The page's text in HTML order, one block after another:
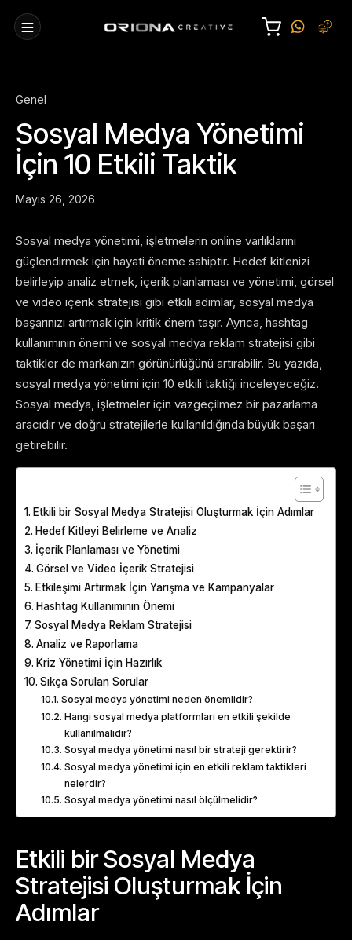
Genel
Sosyal Medya Yönetimi
İçin 10 Etkili Taktik
Mayıs 26, 2026
Sosyal medya yönetimi, işletmelerin online varlıklarını
güçlendirmek için hayati öneme sahiptir. Hedef kitlenizi
belirleyip analiz etmek, içerik planlaması ve yönetimi, görsel
ve video içerik stratejisi gibi etkili adımlar, sosyal medya
başarınızı artırmak için kritik önem taşır. Ayrıca, hashtag
kullanımının önemi ve sosyal medya reklam stratejisi gibi
taktikler de markanızın görünürlüğünü artırabilir. Bu yazıda,
sosyal medya yönetimi için 10 etkili taktiği inceleyeceğiz.
Sosyal medya, işletmeler için vazgeçilmez bir pazarlama
aracıdır ve doğru stratejilerle kullanıldığında büyük başarı
getirebilir.
Etkili bir Sosyal Medya Stratejisi Oluşturmak İçin Adımlar
Hedef Kitleyi Belirleme ve Analiz
İçerik Planlaması ve Yönetimi
Görsel ve Video İçerik Stratejisi
Etkileşimi Artırmak İçin Yarışma ve Kampanyalar
Hashtag Kullanımının Önemi
Sosyal Medya Reklam Stratejisi
Analiz ve Raporlama
Kriz Yönetimi İçin Hazırlık
Sıkça Sorulan Sorular
Sosyal medya yönetimi neden önemlidir?
Hangi sosyal medya platformları en etkili şekilde
kullanılmalıdır?
Sosyal medya yönetimi nasıl bir strateji gerektirir?
Sosyal medya yönetimi için en etkili reklam taktikleri
nelerdir?
Sosyal medya yönetimi nasıl ölçülmelidir?
Etkili bir Sosyal Medya
Stratejisi Oluşturmak İçin
Adımlar